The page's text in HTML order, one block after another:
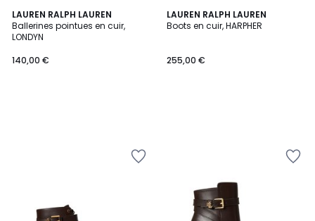
LAUREN RALPH LAUREN
Ballerines pointues en cuir,
LONDYN
140,00 €
LAUREN RALPH LAUREN
Boots en cuir, HARPHER
255,00 €